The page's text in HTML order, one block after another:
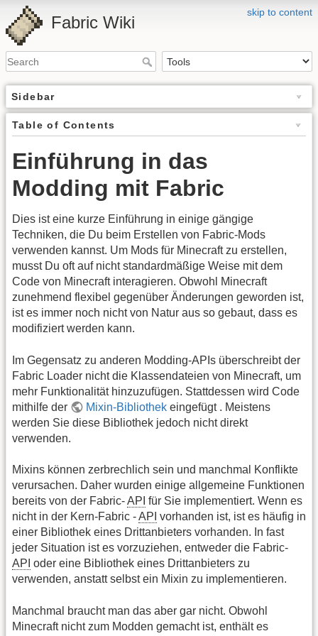
skip to content
Fabric Wiki
Sidebar
Table of Contents
Einführung in das
Modding mit Fabric
Dies ist eine kurze Einführung in einige gängige
Techniken, die Du beim Erstellen von Fabric-Mods
verwenden kannst. Um Mods für Minecraft zu erstellen,
musst Du oft auf nicht standardmäßige Weise mit dem
Code von Minecraft interagieren. Obwohl Minecraft
zunehmend flexibel gegenüber Änderungen geworden ist,
ist es immer noch nicht von Natur aus so gebaut, dass es
modifiziert werden kann.
Im Gegensatz zu anderen Modding-APIs überschreibt der
Fabric Loader nicht die Klassendateien von Minecraft, um
mehr Funktionalität hinzuzufügen. Stattdessen wird Code
mithilfe der
Mixin-Bibliothek eingefügt . Meistens
werden Sie diese Bibliothek jedoch nicht direkt
verwenden.
Mixins können zerbrechlich sein und manchmal Konflikte
verursachen. Daher wurden einige allgemeine Funktionen
bereits von der Fabric-API für Sie implementiert. Wenn es
nicht in der Kern-Fabric -API vorhanden ist, ist es häufig in
einer Bibliothek eines Drittanbieters vorhanden. In fast
jeder Situation ist es vorzuziehen, entweder die Fabric-
API oder eine Bibliothek eines Drittanbieters zu
verwenden, anstatt selbst ein Mixin zu implementieren.
Manchmal braucht man das aber gar nicht. Obwohl
Minecraft nicht zum Modden gemacht ist, enthält es